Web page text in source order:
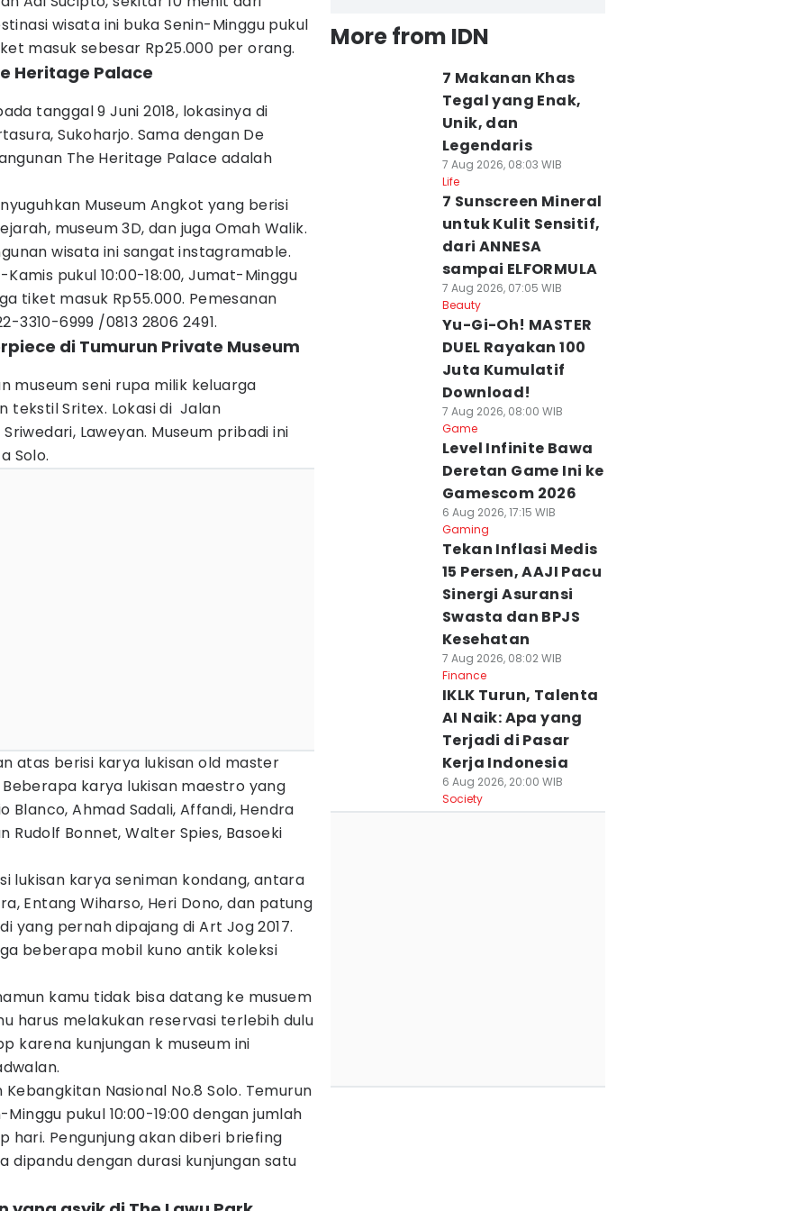
wisata ini buka Senin-Minggu pukul
masuk sebesar Rp25.000 per orang.
Heritage Palace
tanggal 9 Juni 2018, lokasinya di
Sukoharjo. Sama dengan De
The Heritage Palace adalah
Museum Angkot yang berisi
museum 3D, dan juga Omah Walik.
wisata ini sangat instagramable.
pukul 10:00-18:00, Jumat-Minggu
tiket masuk Rp55.000. Pemesanan
3310-6999 /0813 2806 2491.
di Tumurun Private Museum
museum seni rupa milik keluarga
tekstil Sritex. Lokasi di Jalan
Laweyan. Museum pribadi ini
Solo.
atas berisi karya lukisan old master
karya lukisan maestro yang
Blanco, Ahmad Sadali, Affandi, Hendra
Rudolf Bonnet, Walter Spies, Basoeki
lukisan karya seniman kondang, antara
Entang Wiharso, Heri Dono, dan patung
yang pernah dipajang di Art Jog 2017.
beberapa mobil kuno antik koleksi
kamu tidak bisa datang ke musuem
harus melakukan reservasi terlebih dulu
karena kunjungan k museum ini
Nasional No.8 Solo. Temurun
pukul 10:00-19:00 dengan jumlah
hari. Pengunjung akan diberi briefing
dipandu dengan durasi kunjungan satu
More from IDN
7 Makanan Khas
Tegal yang Enak,
Unik, dan
Legendaris
7 Aug 2026, 08:03 WIB
Life
7 Sunscreen Mineral
untuk Kulit Sensitif,
dari ANNESA
sampai ELFORMULA
7 Aug 2026, 07:05 WIB
Beauty
Yu-Gi-Oh! MASTER
DUEL Rayakan 100
Juta Kumulatif
Download!
7 Aug 2026, 08:00 WIB
Game
Level Infinite Bawa
Deretan Game Ini ke
Gamescom 2026
6 Aug 2026, 17:15 WIB
Gaming
Tekan Inflasi Medis
15 Persen, AAJI Pacu
Sinergi Asuransi
Swasta dan BPJS
Kesehatan
7 Aug 2026, 08:02 WIB
Finance
IKLK Turun, Talenta
AI Naik: Apa yang
Terjadi di Pasar
Kerja Indonesia
6 Aug 2026, 20:00 WIB
Society